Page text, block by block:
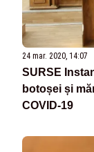
24 mar. 2020, 14:07
SURSE
botoșei și
COVID-19